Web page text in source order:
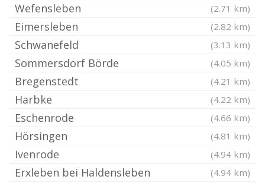
Wefensleben (2.71 km)
Eimersleben (2.82 km)
Schwanefeld (3.13 km)
Sommersdorf Börde (4.05 km)
Bregenstedt (4.21 km)
Harbke (4.22 km)
Eschenrode (4.66 km)
Hörsingen (4.81 km)
Ivenrode (4.94 km)
Erxleben bei Haldensleben (4.94 km)